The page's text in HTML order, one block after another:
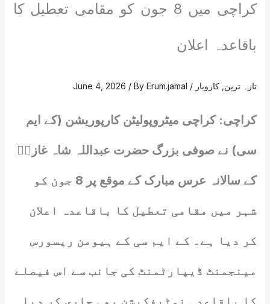
کراچی میں 8 جون کو مقامی تعطیل کا
باقاعدہ اعلان
تازہ ترین کاروبار /
June 4, 2026 / ByErum.jamal
کراچی: کراچی میٹروپولیٹن کارپوریشن (کے ایم
سی) نے صوفی بزرگ حضرت عبداللہ شاہ غازیؒ
کے سالانہ عرس مبارک کے موقع پر 8 جون کو
شہر میں مقامی تعطیل کا باقاعدہ اعلان
کر دیا ہے۔ کے ایم سی کے ہیومن ریسورس
مینجمنٹ ڈیپارٹمنٹ کی جانب سے اس فیصلے